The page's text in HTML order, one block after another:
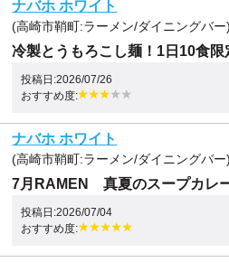
ナバホ ホワイト
(高崎市鞘町:ラーメン/ダイニングバー)
冷製とうもろこし麺！1日10食限
投稿日:2026/07/26
おすすめ度:
ナバホ ホワイト
(高崎市鞘町:ラーメン/ダイニングバー)
7月RAMEN 真夏のスープカレ
投稿日:2026/07/04
おすすめ度: